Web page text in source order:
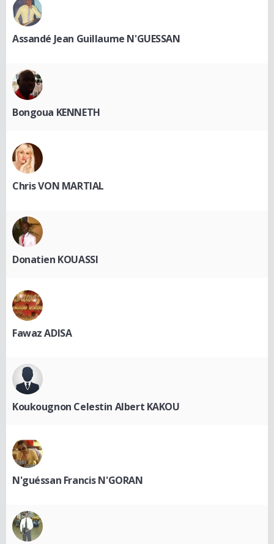
Assandé Jean Guillaume N'GUESSAN
Bongoua KENNETH
Chris VON MARTIAL
Donatien KOUASSI
Fawaz ADISA
Koukougnon Celestin Albert KAKOU
N'guéssan Francis N'GORAN